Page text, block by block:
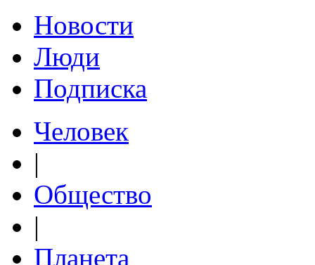
Новости
Люди
Подписка
Человек
|
Общество
|
Планета